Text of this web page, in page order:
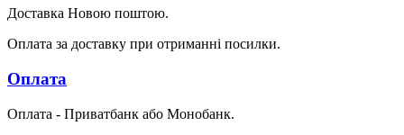
Доставка Новою поштою.
Оплата за доставку при отриманні посилки.
Оплата
Оплата - Приватбанк або Монобанк.